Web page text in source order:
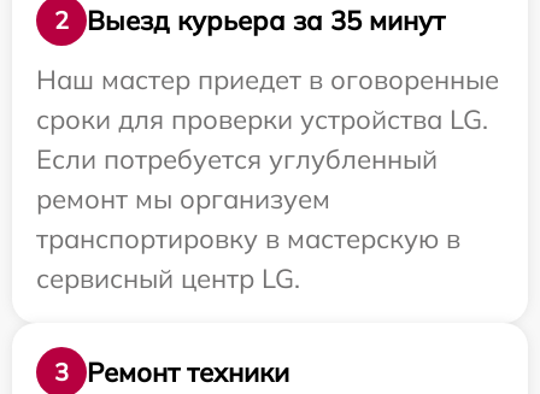
2
Выезд курьера за 35 минут
Наш мастер приедет в оговоренные
сроки для проверки устройства LG.
Если потребуется углубленный
ремонт мы организуем
транспортировку в мастерскую в
сервисный центр LG.
3 Ремонт техники